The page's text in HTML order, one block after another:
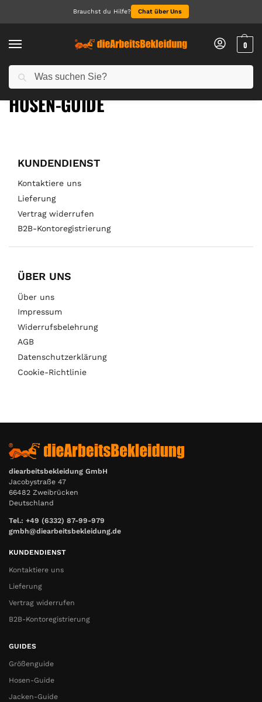
Brauchst du Hilfe? Chat über Uns
0
Start Hosen-Guide
HOSEN-GUIDE
KUNDENDIENST
Kontaktiere uns
Lieferung
Vertrag widerrufen
B2B-Kontoregistrierung
ÜBER UNS
Über uns
Impressum
Widerrufsbelehrung
AGB
Datenschutzerklärung
Cookie-Richtlinie
diearbeitsbekleidung GmbH
Jacobystraße 47
66482 Zweibrücken
Deutschland
Tel.: +49 (6332) 87-99-979
gmbh@diearbeitsbekleidung.de
KUNDENDIENST
Kontaktiere uns
Lieferung
Vertrag widerrufen
B2B-Kontoregistrierung
GUIDES
Größenguide
Hosen-Guide
Jacken-Guide